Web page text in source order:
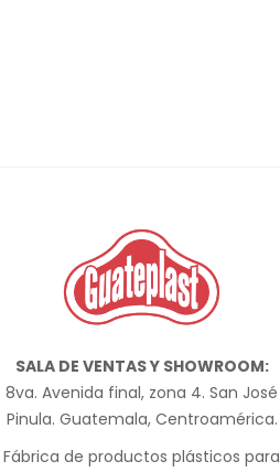
SALA DE VENTAS Y SHOWROOM:
8va. Avenida final, zona 4. San José
Pinula. Guatemala, Centroamérica.
Fábrica de productos plásticos para